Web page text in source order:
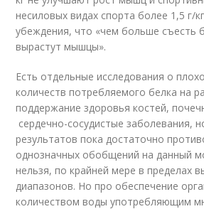
несиловых видах спорта более 1,5 г/
убеждения, что «чем больше съесть
вырастут мышцы».
Есть отдельные исследования о
количеств потребляемого белка на
поддержание здоровья костей,
сердечно-сосудистые заболевания,
результатов пока достаточно
однозначных обобщений на данный
нельзя, по крайней мере в пределах
диапазонов. Но про обеспечение
количеством воды употребляющим